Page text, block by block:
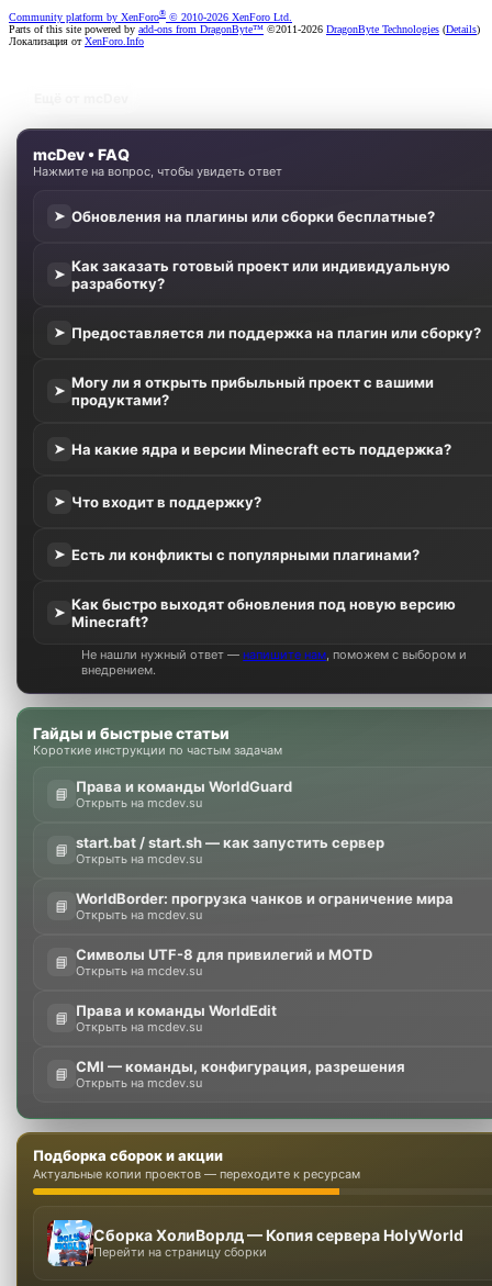
Community platform by XenForo® © 2010-2026 XenForo Ltd.
Parts of this site powered by add-ons from DragonByte™ ©2011-2026 DragonByte Technologies (Details)
Локализация отXenForo.Info
mcDev • FAQ
Нажмите на вопрос, чтобы увидеть ответ
➤ Обновления на плагины или сборки бесплатные?
➤ Как заказать готовый проект или индивидуальную
разработку?
➤ Предоставляется ли поддержка на плагин или сборку?
➤ Могу ли я открыть прибыльный проект с вашими
продуктами?
➤ На какие ядра и версии Minecraft есть поддержка?
➤ Что входит в поддержку?
➤ Есть ли конфликты с популярными плагинами?
➤ Как быстро выходят обновления под новую версию
Minecraft?
Не нашли нужный ответ —напишите нам , поможем с выбором и
внедрением.
Гайды и быстрые статьи
Короткие инструкции по частым задачам
📘 Права и команды WorldGuard
Открыть на mcdev.su
📘 start.bat / start.sh — как запустить сервер
Открыть на mcdev.su
📘 WorldBorder: прогрузка чанков и ограничение мира
Открыть на mcdev.su
📘 Символы UTF-8 для привилегий и MOTD
Открыть на mcdev.su
📘 Права и команды WorldEdit
Открыть на mcdev.su
📘 CMI — команды, конфигурация, разрешения
Открыть на mcdev.su
Подборка сборок и акции
Актуальные копии проектов — переходите к ресурсам
Сборка ХолиВорлд — Копия сервера HolyWorld
Перейти на страницу сборки